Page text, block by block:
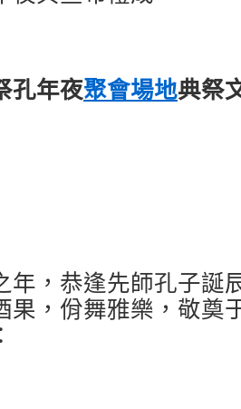
孔年夜聚會場地典祭
年，恭逢先師孔子誕
果，佾舞雅樂，敬奠